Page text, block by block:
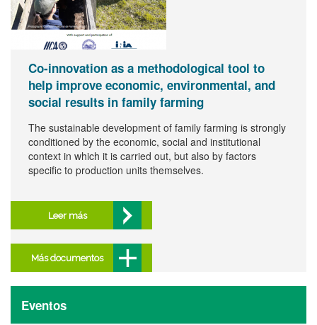
Co-innovation as a methodological tool to
help improve economic, environmental, and
social results in family farming
The sustainable development of family farming is strongly
conditioned by the economic, social and institutional
context in which it is carried out, but also by factors
specific to production units themselves.
Leer más
Más documentos
Eventos